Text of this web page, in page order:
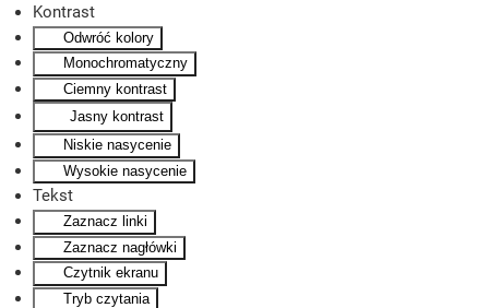
Kontrast
Odwróć kolory
Monochromatyczny
Ciemny kontrast
Jasny kontrast
Niskie nasycenie
Wysokie nasycenie
Tekst
Zaznacz linki
Zaznacz nagłówki
Czytnik ekranu
Tryb czytania
Skip to main content